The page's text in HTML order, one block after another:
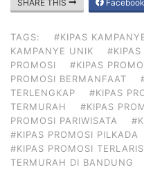
SHARE THIS Facebook
TAGS: #KIPAS
KAMPANYE UNIK
#KIPAS
PROMOSI
#KIPAS
PROMOSI BERMANFAAT
TERLENGKAP
#KIPAS
TERMURAH
#KIPAS
PROMOSI PARIWISATA
#KIPAS PROMOSI PILKADA
#KIPAS PROMOSI TERLARIS
TERMURAH DI BANDUNG